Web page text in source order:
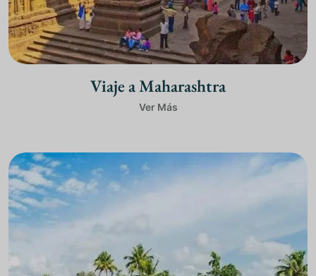
Viaje a Maharashtra
Ver Más